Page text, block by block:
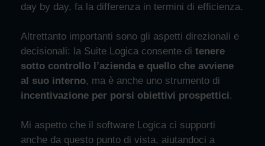
day by day, fa la differenza in termini di efficienza.
Altrettanto importanti sono gli aspetti direzionali e
decisionali: la Suite Logica consente di tenere
sotto controllo l’azienda e quello che avviene
al suo interno, ma è anche uno strumento di
incentivazione per porsi obiettivi prospettici.
Mi aspetto che il software Logica ci supporti
anche da questo punto di vista, aiutandoci a